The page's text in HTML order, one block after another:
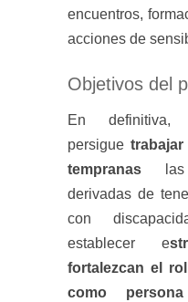
encuentros,
acciones de
Objetivos del
En definitiva,
persigue
tempranas las
derivadas de
con
establecer e
fortalezcan el
como